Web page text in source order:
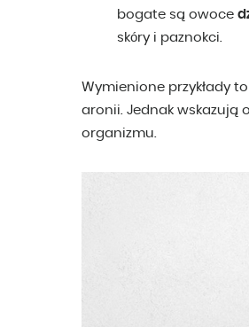
bogate są owoce
skóry i paznokci.
Wymienione przykłady
aronii. Jednak wskazują
organizmu.